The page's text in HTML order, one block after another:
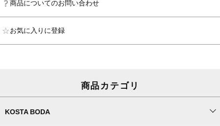
商品についてのお問い合わせ
お気に入りに登録
商品カテゴリ
KOSTA BODA